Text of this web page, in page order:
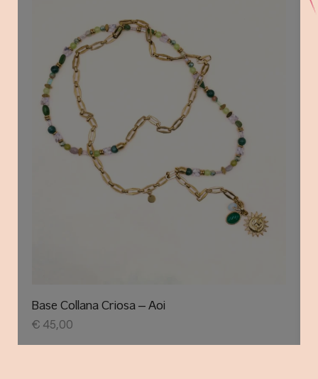
Base Collana Criosa – Aoi
€ 45,00